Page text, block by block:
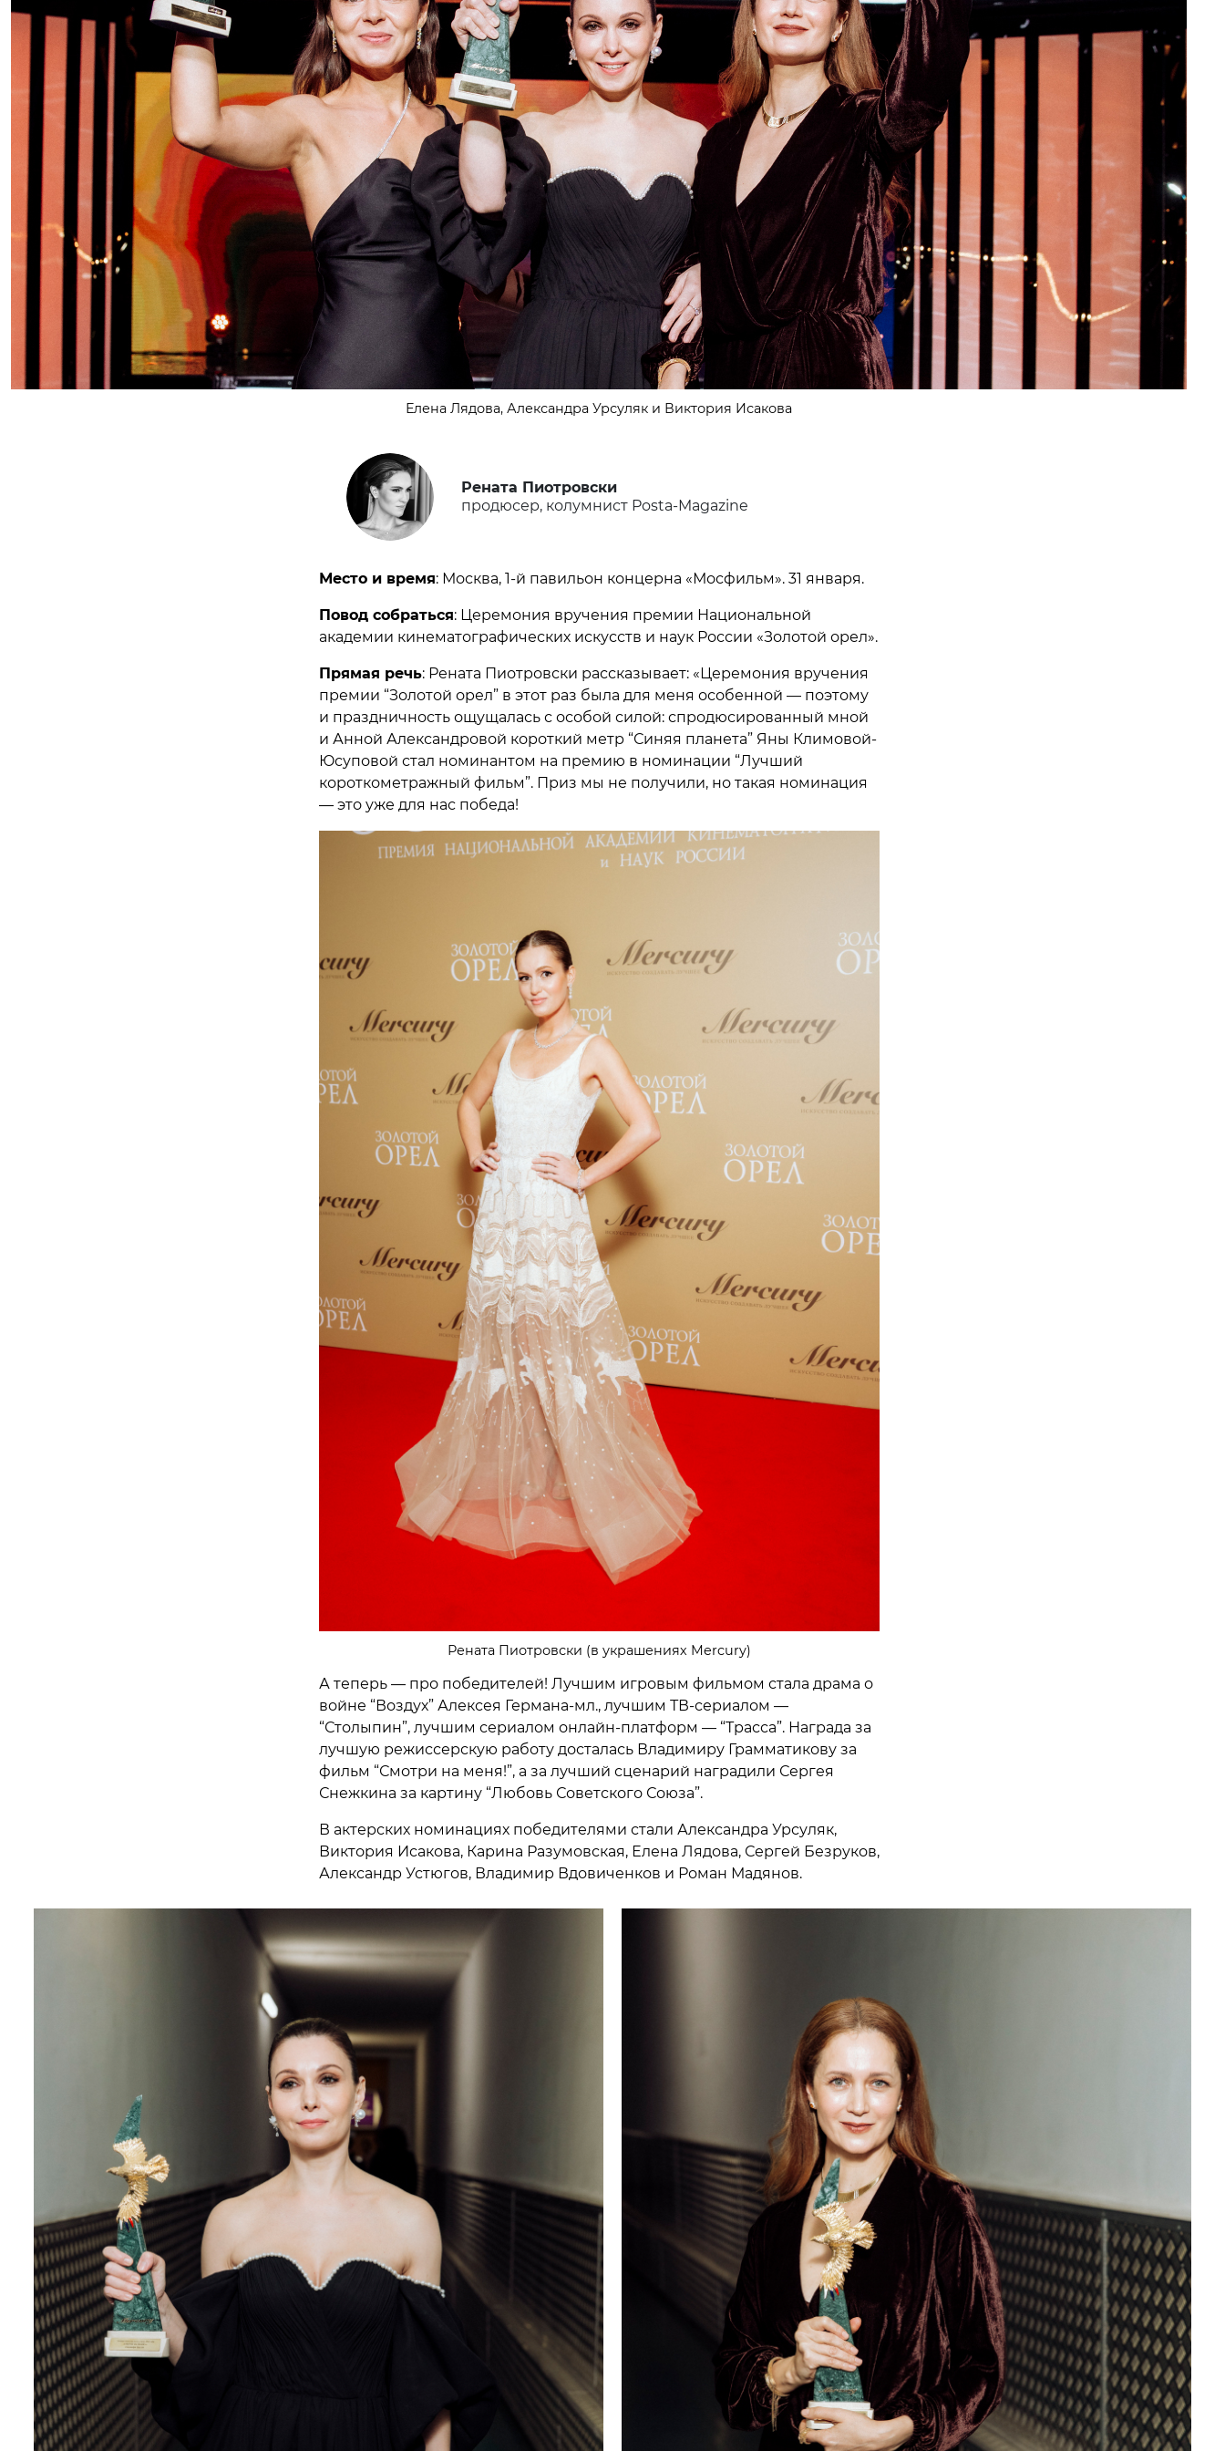
Елена Лядова, Александра Урсуляк и Виктория Исакова
Рената Пиотровски
продюсер, колумнист Posta-Magazine
Место и время: Москва, 1-й павильон концерна «Мосфильм». 31 января.
Повод собраться: Церемония вручения премии Национальной
академии кинематографических искусств и наук России «Золотой орел».
Прямая речь: Рената Пиотровски рассказывает: «Церемония вручения
премии “Золотой орел” в этот раз была для меня особенной — поэтому
и праздничность ощущалась с особой силой: спродюсированный мной
и Анной Александровой короткий метр “Синяя планета” Яны Климовой-
Юсуповой стал номинантом на премию в номинации “Лучший
короткометражный фильм”. Приз мы не получили, но такая номинация
— это уже для нас победа!
Рената Пиотровски (в украшениях Mercury)
А теперь — про победителей! Лучшим игровым фильмом стала драма о
войне “Воздух” Алексея Германа-мл., лучшим ТВ-сериалом —
“Столыпин”, лучшим сериалом онлайн-платформ — “Трасса”. Награда за
лучшую режиссерскую работу досталась Владимиру Грамматикову за
фильм “Смотри на меня!”, а за лучший сценарий наградили Сергея
Снежкина за картину “Любовь Советского Союза”.
В актерских номинациях победителями стали Александра Урсуляк,
Виктория Исакова, Карина Разумовская, Елена Лядова, Сергей Безруков,
Александр Устюгов, Владимир Вдовиченков и Роман Мадянов.